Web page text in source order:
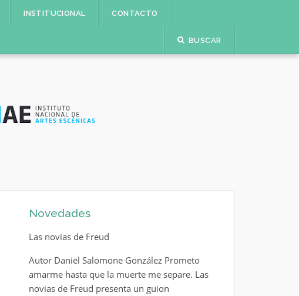
INSTITUCIONAL CONTACTO
BUSCAR
Novedades
Las novias de Freud
Autor Daniel Salomone González Prometo
amarme hasta que la muerte me separe. Las
novias de Freud presenta un guion